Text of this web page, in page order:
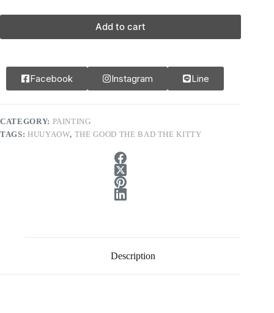
Add to cart
Facebook Instagram Line
CATEGORY: PAINTING
TAGS: HUUYAOW, THE GOOD THE BAD THE KITTY
Description